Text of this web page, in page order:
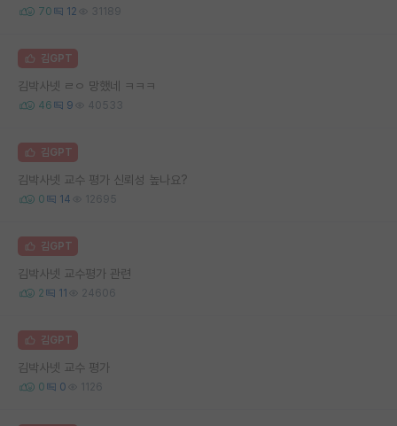
70 12 31189
김GPT
김박사넷 ㄹㅇ 망했네 ㅋㅋㅋ
46 9 40533
김GPT
김박사넷 교수 평가 신뢰성 높나요?
0 14 12695
김GPT
김박사넷 교수평가 관련
2 11 24606
김GPT
김박사넷 교수 평가
0 0 1126